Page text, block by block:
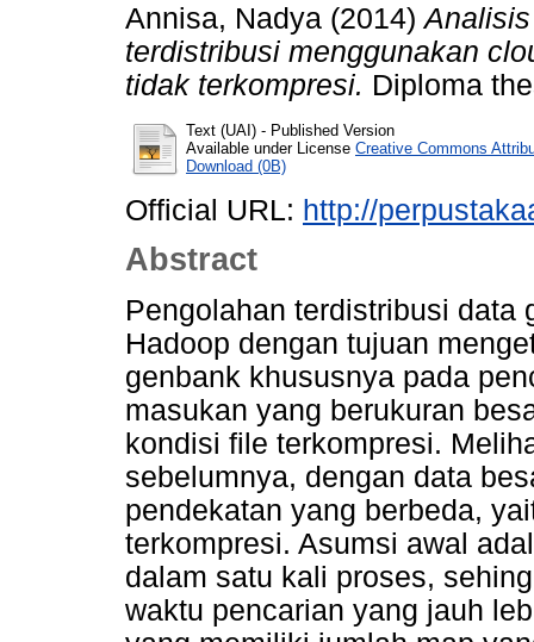
Annisa, Nadya (2014)
terdistribusi menggunakan
tidak terkompresi. Diploma
Text (UAI) - Published Version
Available under License Creative Commons
Download (0B)
Official URL: http://
Abstract
Pengolahan terdistribusi data
Hadoop dengan tujuan
genbank khususnya pada
masukan yang berukuran
kondisi file terkompresi.
sebelumnya, dengan data
pendekatan yang berbeda,
terkompresi. Asumsi awal
dalam satu kali proses,
waktu pencarian yang jauh